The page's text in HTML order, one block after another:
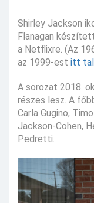
Shirley Jackson
Flanagan
a Netflixre. (Az
az 1999-est itt
A sorozat 2018.
részes lesz. A
Carla Gugino,
Jackson-Cohen,
Pedretti.